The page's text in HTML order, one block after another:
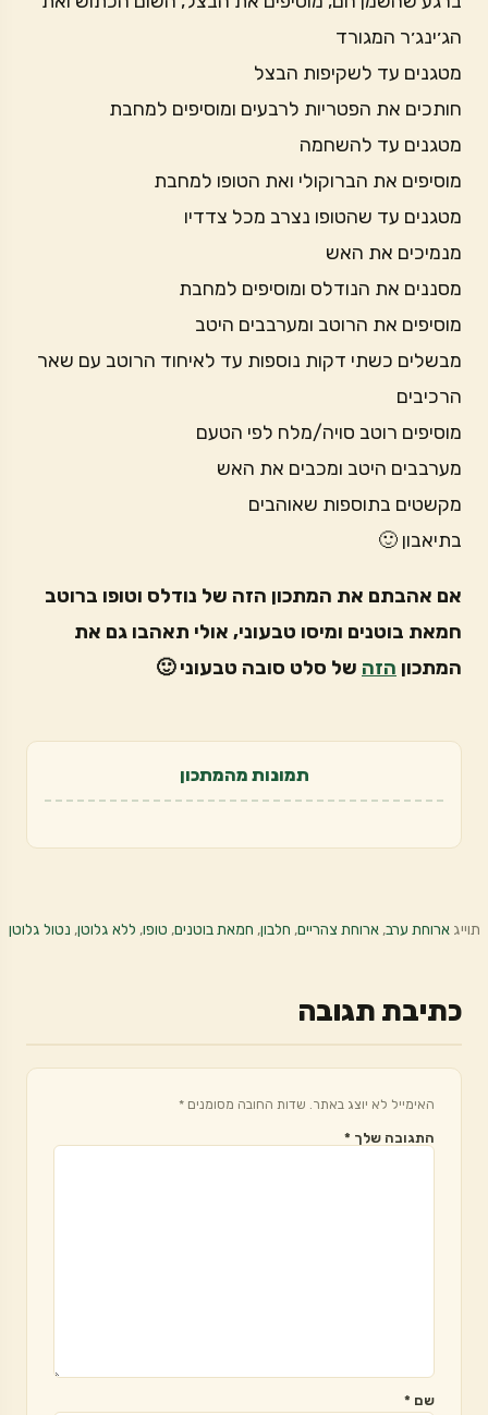
הג׳ינג׳ר המגורד
מטגנים עד לשקיפות הבצל
חותכים את הפטריות לרבעים ומוסיפים למחבת
מטגנים עד להשחמה
מוסיפים את הברוקולי ואת הטופו למחבת
מטגנים עד שהטופו נצרב מכל צדדיו
מנמיכים את האש
מסננים את הנודלס ומוסיפים למחבת
מוסיפים את הרוטב ומערבבים היטב
מבשלים כשתי דקות נוספות עד לאיחוד הרוטב עם שאר
הרכיבים
מוסיפים רוטב סויה/מלח לפי הטעם
מערבבים היטב ומכבים את האש
מקשטים בתוספות שאוהבים
בתיאבון 🙂
אם אהבתם את המתכון הזה של נודלס וטופו ברוטב
חמאת בוטנים ומיסו טבעוני, אולי תאהבו גם את
המתכון הזה של סלט סובה טבעוני 🙂
תמונות מהמתכון
תוייגארוחת ערב,ארוחת צהריים, חלבון, חמאת בוטנים, טופו, ללא גלוטן, נטול גלוטן
כתיבת תגובה
האימייל לא יוצג באתר. שדות החובה מסומנים *
התגובה שלך *
שם *